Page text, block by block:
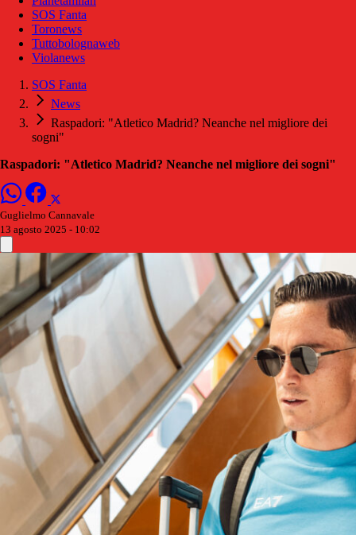
SOS Fanta
Toronews
Tuttobolognaweb
Violanews
SOS Fanta
News
Raspadori: "Atletico Madrid? Neanche nel migliore dei
sogni"
Raspadori: "Atletico Madrid? Neanche nel migliore dei sogni"
Guglielmo Cannavale
13 agosto 2025 - 10:02